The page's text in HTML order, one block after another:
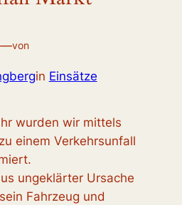
—von
in Einsätze
wurden wir mittels
einem Verkehrsunfall
ungeklärter Ursache
Fahrzeug und